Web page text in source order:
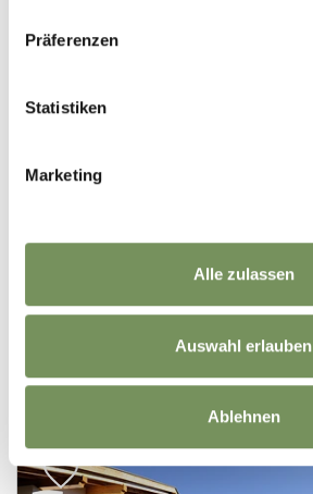
Präferenzen
Statistiken
Marketing
Alle zulassen
Auswahl erlauben
Ablehnen